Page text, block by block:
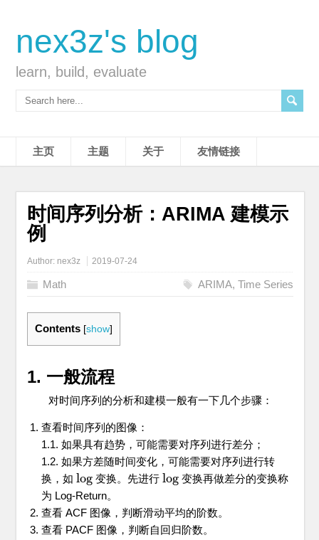
nex3z's blog
learn, build, evaluate
主页 主题 关于 友情链接
时间序列分析：ARIMA 建模示
例
Author: nex3z 2019-07-24
Math ARIMA, Time Series
Contents [show]
1. 一般流程
对时间序列的分析和建模一般有一下几个步骤：
查看时间序列的图像：
1.1. 如果具有趋势，可能需要对序列进行差分；
1.2. 如果方差随时间变化，可能需要对序列进行转
换，如 log
log 变换。先进行 log
log 变换再做差分的变换称
为 Log-Return。
查看 ACF 图像，判断滑动平均的阶数。
查看 PACF 图像，判断自回归阶数。